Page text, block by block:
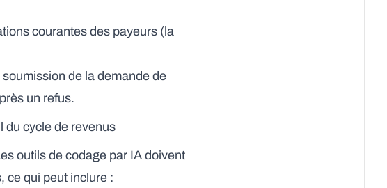
courantes des payeurs (la
de la demande de
un refus.
du cycle de revenus
outils de codage par IA doivent
ce qui peut inclure :